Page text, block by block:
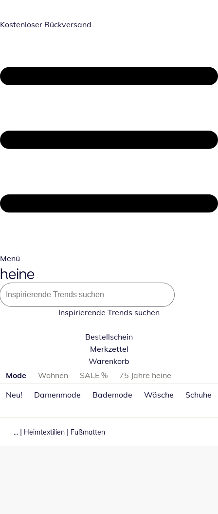
Kostenloser Rückversand
Menü
Inspirierende Trends suchen
Bestellschein
Merkzettel
Warenkorb
Produktkategorien überspringen
Mode Wohnen SALE %
75 Jahre heine
Neu!
Damenmode Bademode Wäsche Schuhe
... | Heimtextilien | Fußmatten